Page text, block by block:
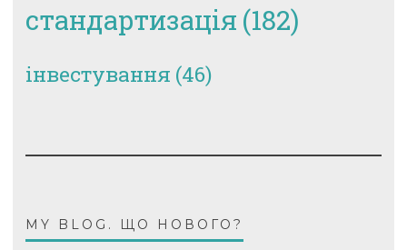
стандартизація (182)
інвестування (46)
MY BLOG. ЩО НОВОГО?